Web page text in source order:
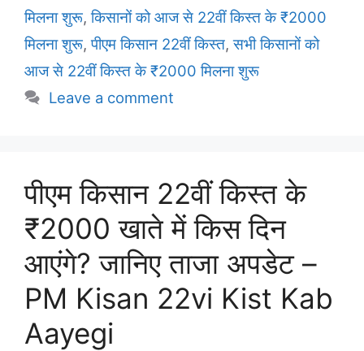
मिलना शुरू,किसानों को आज से 22वीं किस्त के ₹2000
मिलना शुरू,पीएम किसान 22वीं किस्त,सभी किसानों को
आज से 22वीं किस्त के ₹2000 मिलना शुरू
Leave a comment
पीएम किसान 22वीं किस्त के
₹2000 खाते में किस दिन
आएंगे? जानिए ताजा अपडेट –
PM Kisan 22vi Kist Kab
Aayegi